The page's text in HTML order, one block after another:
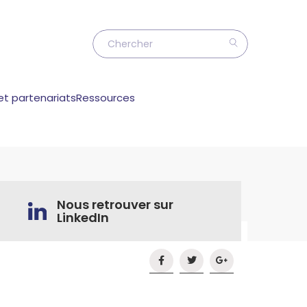
partenariatsRessources
Nous retrouver sur
LinkedIn